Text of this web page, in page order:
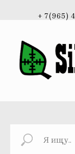
+ 7(965)